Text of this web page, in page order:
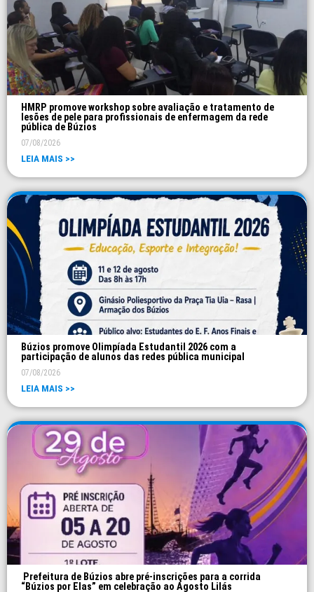
HMRP promove workshop sobre avaliação e tratamento de
lesões de pele para profissionais de enfermagem da rede
pública de Búzios
07/08/2026
LEIA MAIS >>
Búzios promove Olimpíada Estudantil 2026 com a
participação de alunos das redes pública municipal
07/08/2026
LEIA MAIS >>
Prefeitura de Búzios abre pré-inscrições para a corrida
“Búzios por Elas” em celebração ao Agosto Lilás